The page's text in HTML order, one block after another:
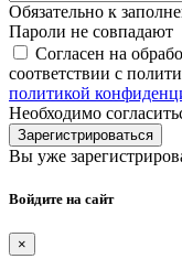
Обязательно к
Пароли не совпадают
Согласен на
соответствии с
политикой
Необходимо
Зарегистрироваться
Вы уже
Войдите на сайт
×